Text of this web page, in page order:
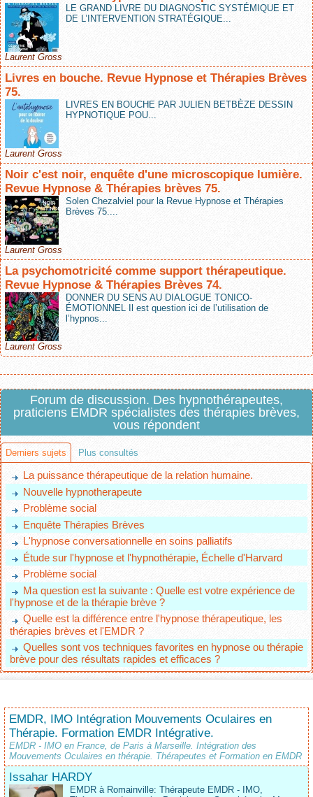
LE GRAND LIVRE DU DIAGNOSTIC SYSTÉMIQUE ET
DE L’INTERVENTION STRATÉGIQUE...
Laurent Gross
Livres en bouche. Revue Hypnose et Thérapies Brèves
75.
LIVRES EN BOUCHE PAR JULIEN BETBÈZE DESSIN
HYPNOTIQUE POU...
Laurent Gross
Noir c'est noir, enquête d'une microscopique lumière.
Revue Hypnose & Thérapies brèves 75.
Solen Chezalviel pour la Revue Hypnose et Thérapies
Brèves 75....
Laurent Gross
La psychomotricité comme support thérapeutique.
Revue Hypnose & Thérapies Brèves 74.
DONNER DU SENS AU DIALOGUE TONICO-
ÉMOTIONNEL Il est question ici de l’utilisation de
l’hypnos...
Laurent Gross
Forum de discussion. Des hypnothérapeutes,
praticiens EMDR spécialistes des thérapies brèves,
vous répondent
Derniers sujets Plus consultés
La puissance thérapeutique de la relation humaine.
Nouvelle hypnotherapeute
Problème social
Enquête Thérapies Brèves
L'hypnose conversationnelle en soins palliatifs
Étude sur l'hypnose et l'hypnothérapie, Échelle d'Harvard
Problème social
Ma question est la suivante : Quelle est votre expérience de
l'hypnose et de la thérapie brève ?
Quelle est la différence entre l'hypnose thérapeutique, les
thérapies brèves et l'EMDR ?
Quelles sont vos techniques favorites en hypnose ou thérapie
brève pour des résultats rapides et efficaces ?
EMDR, IMO Intégration Mouvements Oculaires en
Thérapie. Formation EMDR Intégrative.
EMDR - IMO en France, de Paris à Marseille. Intégration des
Mouvements Oculaires en thérapie. Thérapeutes et Formation en EMDR
Issahar HARDY
EMDR à Romainville: Thérapeute EMDR - IMO,